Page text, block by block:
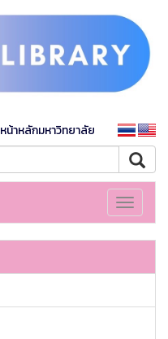
หน้าหลักมหาวิทยาลัย
Toggle